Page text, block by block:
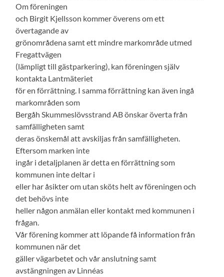
Om föreningen
och Birgit Kjellsson kommer överens om ett
övertagande av
grönområdena samt ett mindre markområde utmed
Fregattvägen
(lämpligt till gästparkering), kan föreningen själv
kontakta Lantmäteriet
för en förrättning. I samma förrättning kan även ingå
markområden som
Bergåh Skummeslövsstrand AB önskar överta från
samfälligheten samt
deras önskemål att avskiljas från samfälligheten.
Eftersom marken inte
ingår i detaljplanen är detta en förrättning som
kommunen inte deltar i
eller har åsikter om utan sköts helt av föreningen och
det behövs inte
heller någon anmälan eller kontakt med kommunen i
frågan.
Vår förening kommer att löpande få information från
kommunen när det
gäller vägarbetet och vår anslutning samt
avstängningen av Linnéas